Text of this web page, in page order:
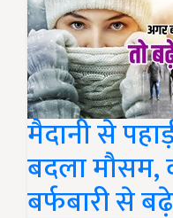
मैदानी से
बदला मौसम,
बर्फबारी से